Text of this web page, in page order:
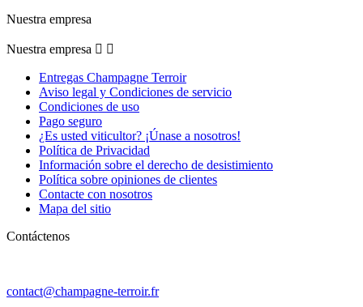
Nuestra empresa
Nuestra empresa  
Entregas Champagne Terroir
Aviso legal y Condiciones de servicio
Condiciones de uso
Pago seguro
¿Es usted viticultor? ¡Únase a nosotros!
Política de Privacidad
Información sobre el derecho de desistimiento
Política sobre opiniones de clientes
Contacte con nosotros
Mapa del sitio
Contáctenos
contact@champagne-terroir.fr